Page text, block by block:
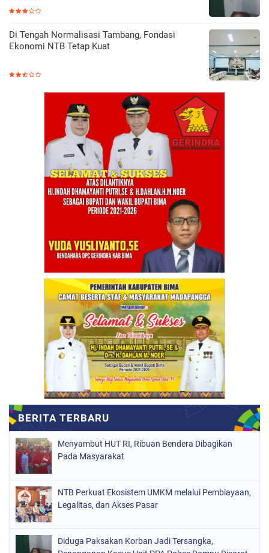
Di Tengah Normalisasi Tambang, Fondasi
Ekonomi NTB Tetap Kuat
Menyambut HUT RI, Ribuan Bendera Dibagikan
Pada Masyarakat
NTB Perkuat Ekosistem UMKM melalui Pembiayaan,
Legalitas, dan Akses Pasar
Diduga Paksakan Korban Jadi Tersangka,